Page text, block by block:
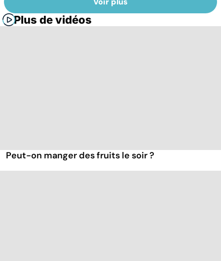
Plus de vidéos
Peut-on manger des fruits le soir ?